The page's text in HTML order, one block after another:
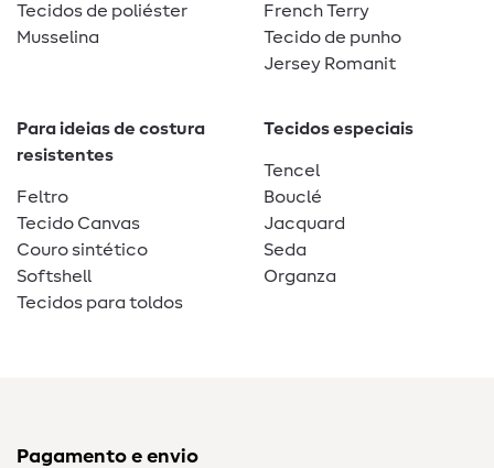
Tecidos de poliéster
Musselina
French Terry
Tecido de punho
Jersey Romanit
Para ideias de costura
resistentes
Feltro
Tecido Canvas
Couro sintético
Softshell
Tecidos para toldos
Tecidos especiais
Tencel
Bouclé
Jacquard
Seda
Organza
Pagamento e envio